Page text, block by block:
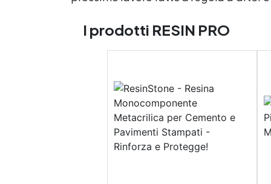
I prodotti RESIN PRO